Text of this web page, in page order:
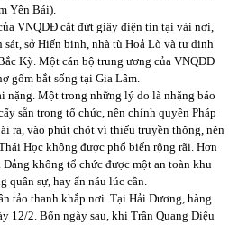
Yên Bái).
VNQDĐ cắt đứt giây điện tín tại vài nơi,
sở Hiến binh, nhà tù Hoả Lò và tư dinh
Kỳ. Một cán bộ trung ương của VNQDĐ
gốm bắt sống tại Gia Lâm.
nặng. Một trong những lý do là nhặng báo
sẵn trong tổ chức, nên chính quyền Pháp
ra, vào phút chót vì thiếu truyền thông, nên
Học không được phổ biến rộng rãi. Hơn
Đảng không tổ chức được một an toàn khu
quân sự, hay ẩn náu lúc cần.
tảo thanh khắp nơi. Tại Hải Dương, hàng
12/2. Bốn ngày sau, khi Trần Quang Diệu